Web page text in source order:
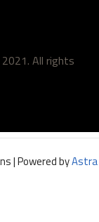
All rights
| Powered byAstra